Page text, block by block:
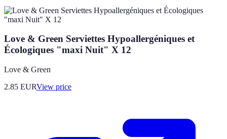
Love & Green Serviettes Hypoallergéniques et
Écologiques "maxi Nuit" X 12
Love & Green
2.85 EURView price